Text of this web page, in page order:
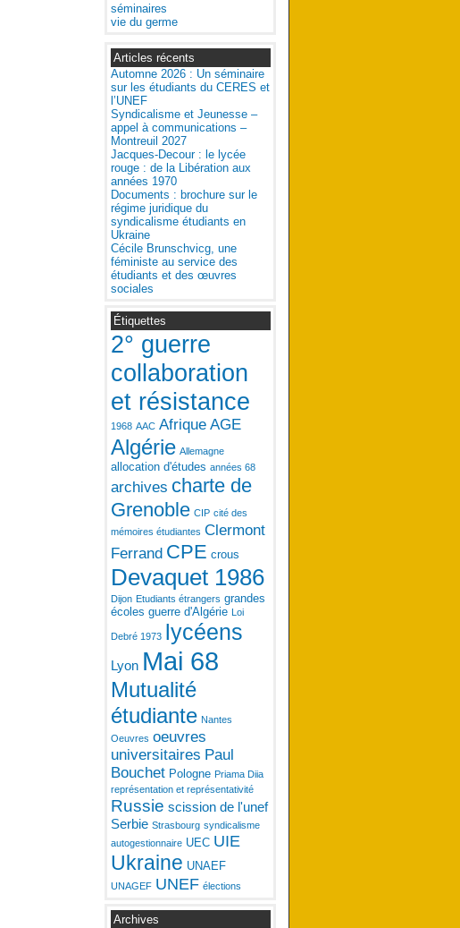
séminaires
vie du germe
Articles récents
Automne 2026 : Un séminaire
sur les étudiants du CERES et
l’UNEF
Syndicalisme et Jeunesse –
appel à communications –
Montreuil 2027
Jacques-Decour : le lycée
rouge : de la Libération aux
années 1970
Documents : brochure sur le
régime juridique du
syndicalisme étudiants en
Ukraine
Cécile Brunschvicg, une
féministe au service des
étudiants et des œuvres
sociales
Étiquettes
2° guerre
collaboration
et résistance
1968 AAC Afrique AGE
Algérie Allemagne
allocation d'études années 68
archives charte de
Grenoble CIP cité des
mémoires étudiantes Clermont
Ferrand CPE crous
Devaquet 1986
Dijon Etudiants étrangers grandes
écoles guerre d'Algérie Loi
Debré 1973 lycéens
Lyon Mai 68
Mutualité
étudiante Nantes
Oeuvres oeuvres
universitaires Paul
Bouchet Pologne Priama Diia
représentation et représentativité
Russie scission de l'unef
Serbie Strasbourg syndicalisme
autogestionnaire UEC UIE
Ukraine UNAEF
UNAGEF UNEF élections
Archives